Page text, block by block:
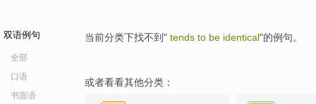
双语例句
全部
口语
书面语
当前分类下找不到" tends to be identical"的例句。
或者看看其他分类：